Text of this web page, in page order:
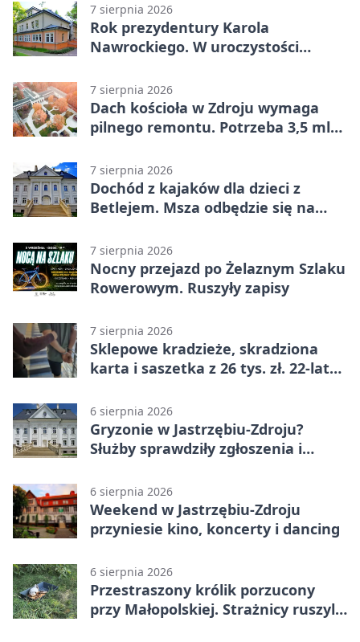
7 sierpnia 2026
Rok prezydentury Karola
Nawrockiego. W uroczystości
7 sierpnia 2026
Dach kościoła w Zdroju wymaga
pilnego remontu. Potrzeba 3,5 mln
7 sierpnia 2026
Dochód z kajaków dla dzieci z
Betlejem. Msza odbędzie się na
7 sierpnia 2026
Nocny przejazd po Żelaznym Szlaku
Rowerowym. Ruszyły zapisy
7 sierpnia 2026
Sklepowe kradzieże, skradziona
karta i saszetka z 26 tys. zł. 22-latek
6 sierpnia 2026
Gryzonie w Jastrzębiu-Zdroju?
Służby sprawdziły zgłoszenia i
6 sierpnia 2026
Weekend w Jastrzębiu-Zdroju
przyniesie kino, koncerty i dancing
6 sierpnia 2026
Przestraszony królik porzucony
przy Małopolskiej. Strażnicy ruszyli